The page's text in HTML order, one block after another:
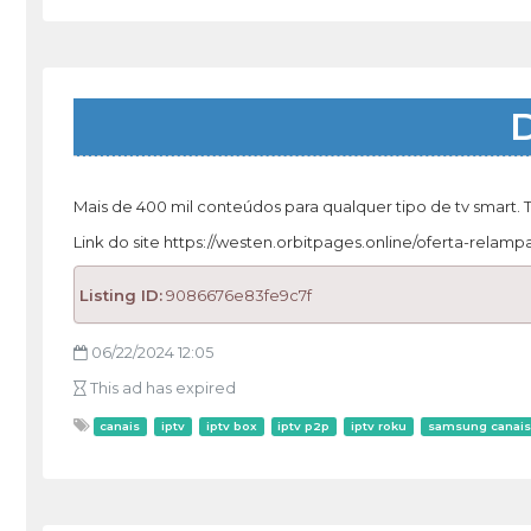
Mais de 400 mil conteúdos para qualquer tipo de tv smart.
Link do site https://westen.orbitpages.online/oferta-
Listing ID:9086676e83fe9c7f
06/22/2024 12:05
This ad has expired
canais iptv iptv box iptv p2p iptv roku samsung canais